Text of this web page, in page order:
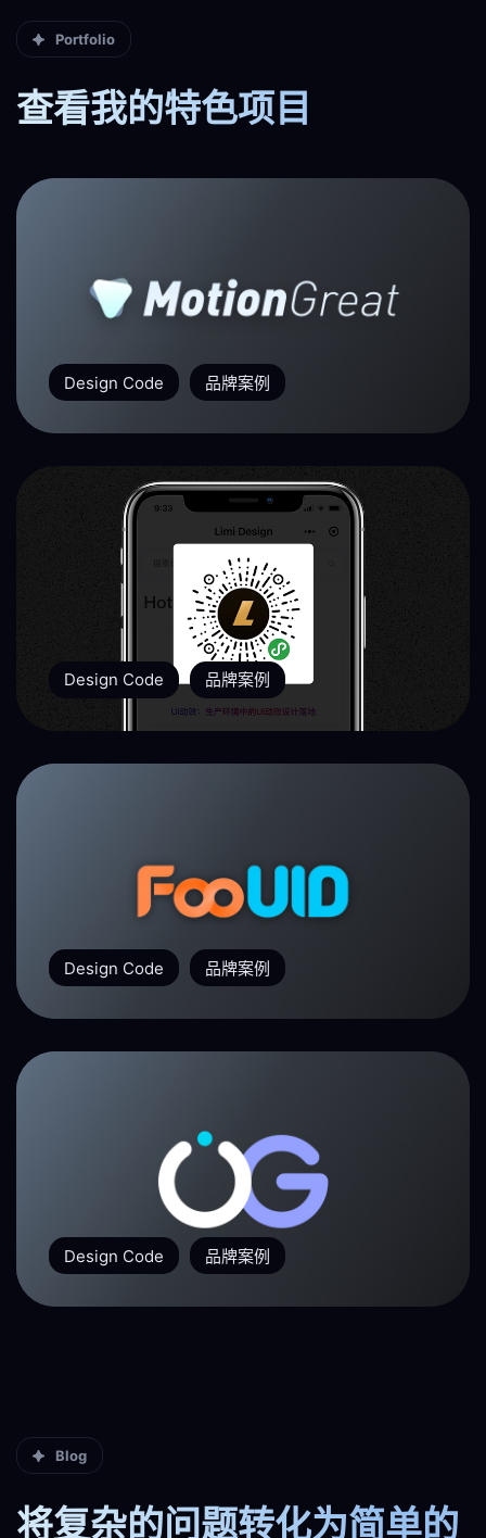
Portfolio
查看我的特色项目
Design Code 品牌案例
Design Code 品牌案例
Design Code 品牌案例
Design Code 品牌案例
Blog
将复杂的问题转化为简单的